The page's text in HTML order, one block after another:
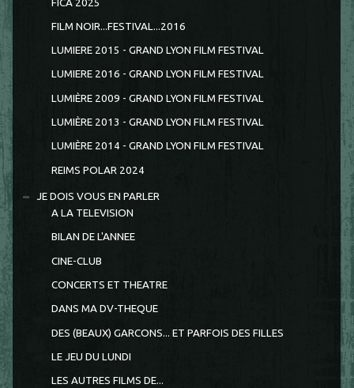
FICA 2025
FILM NOIR...FESTIVAL...2016
LUMIERE 2015 - GRAND LYON FILM FESTIVAL
LUMIERE 2016 - GRAND LYON FILM FESTIVAL
LUMIÈRE 2009 - GRAND LYON FILM FESTIVAL
LUMIÈRE 2013 - GRAND LYON FILM FESTIVAL
LUMIÈRE 2014 - GRAND LYON FILM FESTIVAL
REIMS POLAR 2024
JE DOIS VOUS EN PARLER
A LA TELEVISION
BILAN DE L'ANNEE
CINE-CLUB
CONCERTS ET THEATRE
DANS MA DV-THEQUE
DES (BEAUX) GARCONS... ET PARFOIS DES FILLES
LE JEU DU LUNDI
LES AUTRES FILMS DE...